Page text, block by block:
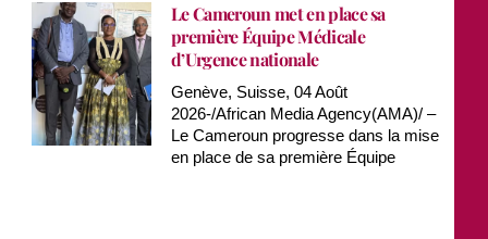
Le Cameroun met en place sa
première Équipe Médicale
d’Urgence nationale
Genève, Suisse, 04 Août
2026-/African Media Agency(AMA)/ –
Le Cameroun progresse dans la mise
en place de sa première Équipe